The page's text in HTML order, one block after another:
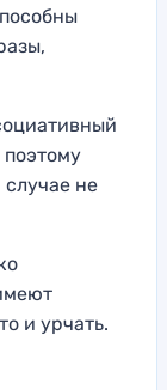
не
и урчать.